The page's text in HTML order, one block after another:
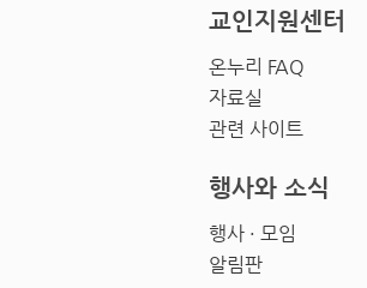
교인지원센터
온누리 FAQ
자료실
관련 사이트
행사와 소식
행사 · 모임
알림판